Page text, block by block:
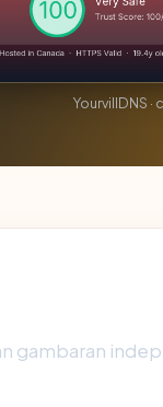
YourvillDNS ·
gambaran